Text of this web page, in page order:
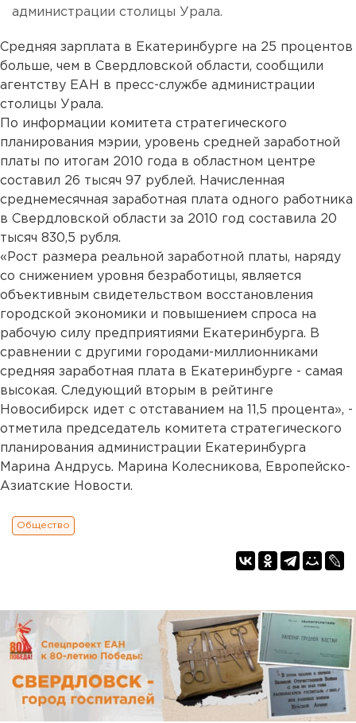
администрации столицы Урала.
Средняя зарплата в Екатеринбурге на 25 процентов
больше, чем в Свердловской области, сообщили
агентству ЕАН в пресс-службе администрации
столицы Урала.
По информации комитета стратегического
планирования мэрии, уровень средней заработной
платы по итогам 2010 года в областном центре
составил 26 тысяч 97 рублей. Начисленная
среднемесячная заработная плата одного работника
в Свердловской области за 2010 год составила 20
тысяч 830,5 рубля.
«Рост размера реальной заработной платы, наряду
со снижением уровня безработицы, является
объективным свидетельством восстановления
городской экономики и повышением спроса на
рабочую силу предприятиями Екатеринбурга. В
сравнении с другими городами-миллионниками
средняя заработная плата в Екатеринбурге - самая
высокая. Следующий вторым в рейтинге
Новосибирск идет с отставанием на 11,5 процента», -
отметила председатель комитета стратегического
планирования администрации Екатеринбурга
Марина Андрусь. Марина Колесникова, Европейско-
Азиатские Новости.
Общество